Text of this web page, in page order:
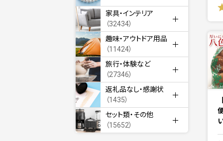
家具・インテリア
（32434）
趣味・アウトドア用品
（11424）
旅行・体験など
（27346）
返礼品なし・感謝状
（1435）
セット類・その他
（15652）